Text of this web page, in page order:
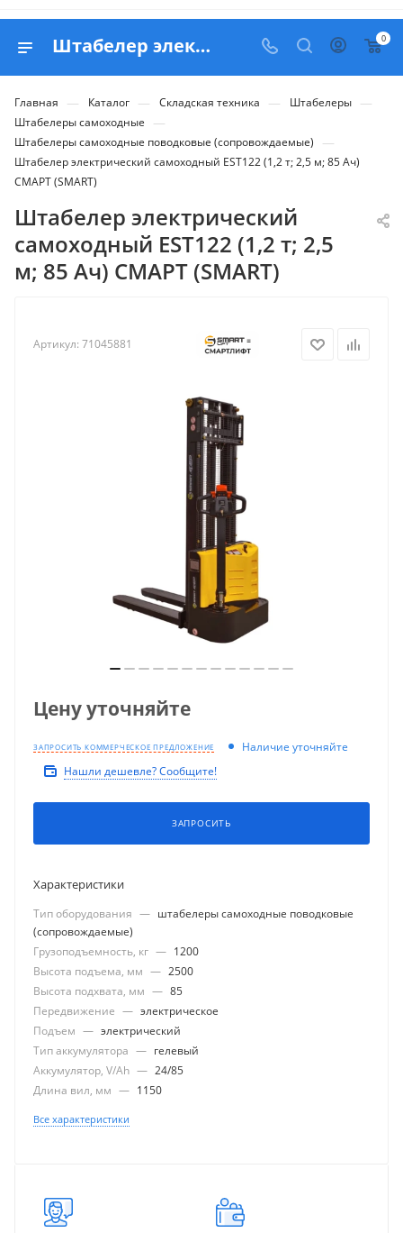
Штабелер электрический самоходный EST122 (1,2 т; 2,5 м; 85 Ач) СМАРТ (SMART) - купить в Belapex 0
Главная — Каталог — Складская техника — Штабелеры —
Штабелеры самоходные —
Штабелеры самоходные поводковые (сопровождаемые) —
Штабелер электрический самоходный EST122 (1,2 т; 2,5 м; 85 Ач)
СМАРТ (SMART)
Штабелер электрический
самоходный EST122 (1,2 т; 2,5
м; 85 Ач) СМАРТ (SMART)
Артикул: 71045881
Цену уточняйте
ЗАПРОСИТЬ КОММЕРЧЕСКОЕ ПРЕДЛОЖЕНИЕ
Наличие уточняйте
Нашли дешевле? Сообщите!
ЗАПРОСИТЬ
Характеристики
Тип оборудования — штабелеры самоходные поводковые
(сопровождаемые)
Грузоподъемность, кг — 1200
Высота подъема, мм — 2500
Высота подхвата, мм — 85
Передвижение — электрическое
Подъем — электрический
Тип аккумулятора — гелевый
Аккумулятор, V/Ah — 24/85
Длина вил, мм — 1150
Все характеристики